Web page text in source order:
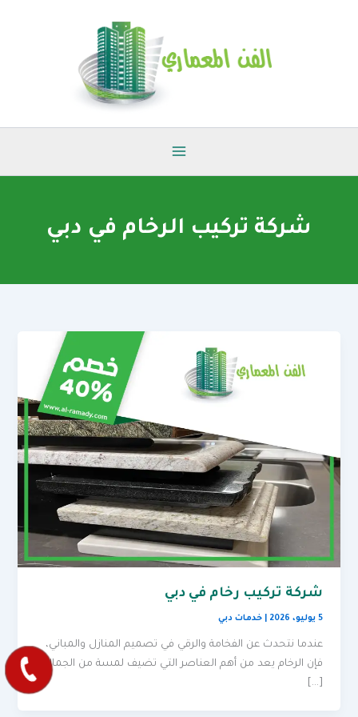
شركة تركيب الرخام في دبي
شركة تركيب رخام في دبي
5 يوليو، 2026 |خدمات دبي
عندما نتحدث عن الفخامة والرقي في تصميم المنازل والمباني،
فإن الرخام يعد من أهم العناصر التي تضيف لمسة من الجمال
[…]